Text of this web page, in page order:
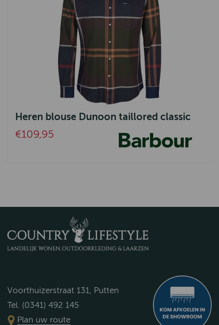
Heren blouse Dunoon taillored classic
€109,95
Voorthuizerstraat 131, Putten
Tel. (0341) 492 145
Plan uw route